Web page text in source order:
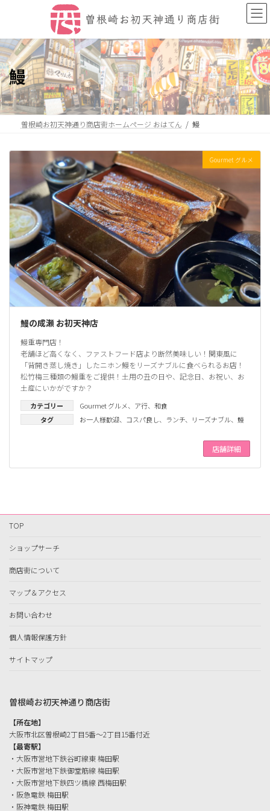
ン
ツ
へ
ス
キ
ッ
プ
ー
シ
ョ
ン
に
移
動
鰻
曽根崎お初天神通り商店街ホームページ おはてん 鰻
Gourmet グルメ
鰻の成瀬 お初天神店
鰻重専門店！
老舗ほど高くなく、ファストフード店より断然美味しい！関東風に
「背開き蒸し焼き」したニホン鰻をリーズナブルに食べられるお店！
松竹梅三種類の鰻重をご提供！土用の丑の日や、記念日、お祝い、お
土産にいかがですか？
カテゴリー Gourmet グルメ、 ア行、 和食
タグ
お一人様歓迎、 コスパ良し、 ランチ、 リーズナブル、 鰻
店舗詳細
TOP
ショップサーチ
商店街について
マップ＆アクセス
お問い合わせ
個人情報保護方針
サイトマップ
曽根崎お初天神通り商店街
【所在地】
大阪市北区曽根崎2丁目5番〜2丁目15番付近
【最寄駅】
・大阪市営地下鉄谷町線東 梅田駅
・大阪市営地下鉄御堂筋線 梅田駅
・大阪市営地下鉄四ツ橋線 西梅田駅
・阪急電鉄 梅田駅
・阪神電鉄 梅田駅